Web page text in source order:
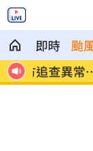
即時 颱
原
伊波拉失